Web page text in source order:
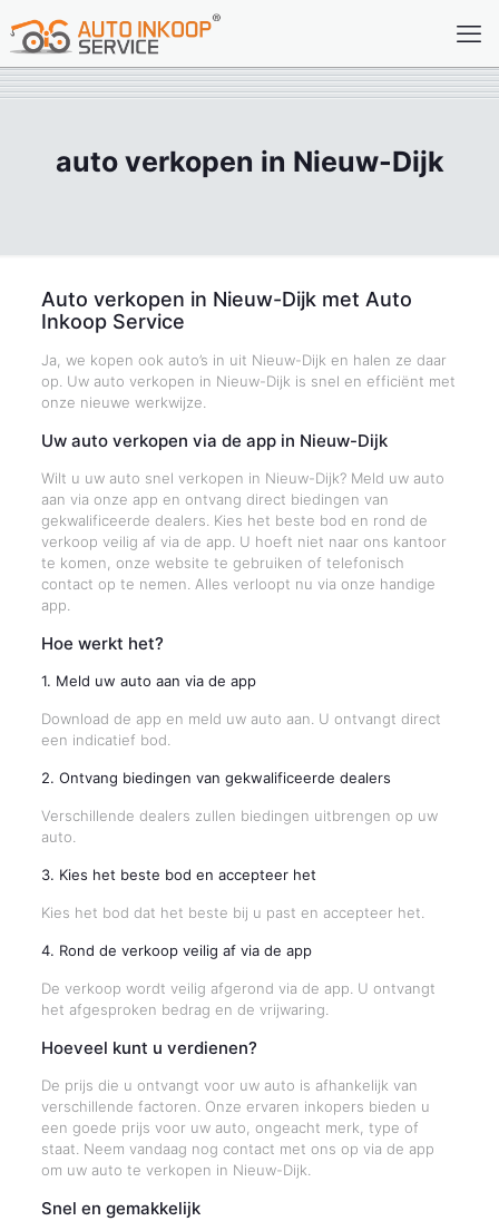
auto verkopen in Nieuw-Dijk
Auto verkopen in Nieuw-Dijk met Auto
Inkoop Service
Ja, we kopen ook auto’s in uit Nieuw-Dijk en halen ze daar
op. Uw auto verkopen in Nieuw-Dijk is snel en efficiënt met
onze nieuwe werkwijze.
Uw auto verkopen via de app in Nieuw-Dijk
Wilt u uw auto snel verkopen in Nieuw-Dijk? Meld uw auto
aan via onze app en ontvang direct biedingen van
gekwalificeerde dealers. Kies het beste bod en rond de
verkoop veilig af via de app. U hoeft niet naar ons kantoor
te komen, onze website te gebruiken of telefonisch
contact op te nemen. Alles verloopt nu via onze handige
app.
Hoe werkt het?
1. Meld uw auto aan via de app
Download de app en meld uw auto aan. U ontvangt direct
een indicatief bod.
2. Ontvang biedingen van gekwalificeerde dealers
Verschillende dealers zullen biedingen uitbrengen op uw
auto.
3. Kies het beste bod en accepteer het
Kies het bod dat het beste bij u past en accepteer het.
4. Rond de verkoop veilig af via de app
De verkoop wordt veilig afgerond via de app. U ontvangt
het afgesproken bedrag en de vrijwaring.
Hoeveel kunt u verdienen?
De prijs die u ontvangt voor uw auto is afhankelijk van
verschillende factoren. Onze ervaren inkopers bieden u
een goede prijs voor uw auto, ongeacht merk, type of
staat. Neem vandaag nog contact met ons op via de app
om uw auto te verkopen in Nieuw-Dijk.
Snel en gemakkelijk